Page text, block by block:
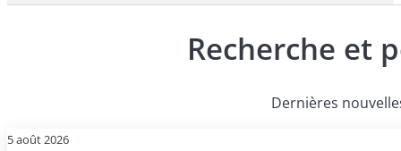
Oui. Notre flux de travail automatisé vous permet de
l'évolutivité et le gain de temps au sein de votre
Recherche et
Dernières
5 août 2026